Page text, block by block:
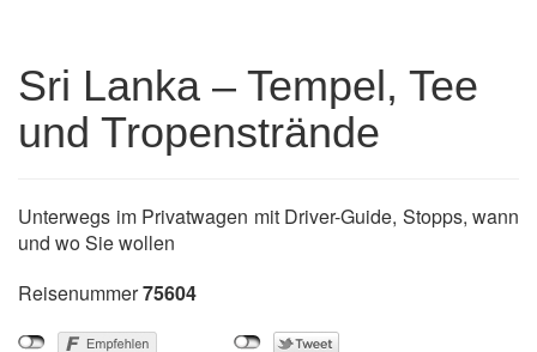
Sri Lanka – Tempel, Tee
und Tropenstrände
Unterwegs im Privatwagen mit Driver-Guide, Stopps, wann
und wo Sie wollen
Reisenummer75604